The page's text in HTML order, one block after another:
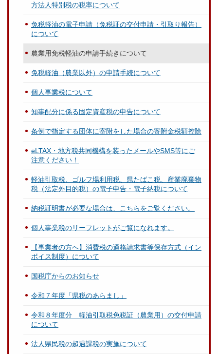
方法人特別税の税率について
免税軽油の電子申請（免税証の交付申請・引取り報告）
について
農業用免税軽油の申請手続きについて
免税軽油（農業以外）の申請手続について
個人事業税について
知事配分に係る固定資産税の申告について
条例で指定する団体に寄附をした場合の寄附金税額控除
eLTAX・地方税共同機構を装ったメールやSMS等にご
注意ください！
軽油引取税、ゴルフ場利用税、県たばこ税、産業廃棄物
税（法定外目的税）の電子申告・電子納税について
納税証明書が必要な場合は、こちらをご覧ください。
個人事業税のリーフレットがご覧になれます。
【事業者の方へ】消費税の適格請求書等保存方式（イン
ボイス制度）について
国税庁からのお知らせ
令和７年度「県税のあらまし」
令和８年度分 軽油引取税免税証（農業用）の交付申請
について
法人県民税の超過課税の実施について